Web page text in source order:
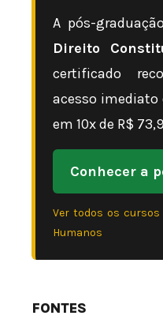
A pós-graduação
Direito
certificado
acesso
em 10x de R$
Conhecer a
Ver todos os
Humanos
FONTES